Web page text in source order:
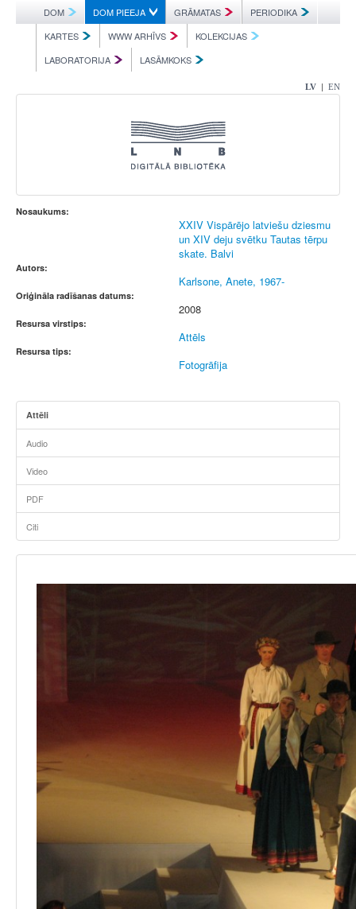
DOM DOM PIEEJA GRĀMATAS
PERIODIKA
KARTES
WWW ARHĪVS
KOLEKCIJAS
LABORATORIJA
LASĀMKOKS
LV | EN
Nosaukums:
XXIV Vispārējo latviešu dziesmu
un XIV deju svētku Tautas tērpu
skate. Balvi
Autors:
Karlsone, Anete, 1967-
Oriģināla radīšanas datums:
2008
Resursa virstips:
Attēls
Resursa tips:
Fotogrāfija
Attēli
Audio
Video
PDF
Citi